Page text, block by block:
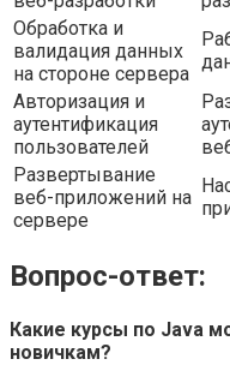
Обработка и
валидация данных
на стороне сервера
Авторизация и
аутентификация
пользователей
Развертывание
веб-приложений на
сервере
Вопрос-ответ:
Какие курсы по Java
новичкам?